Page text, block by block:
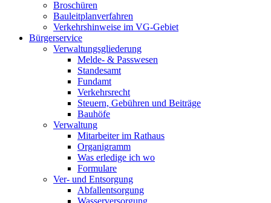
Broschüren
Bauleitplanverfahren
Verkehrshinweise im VG-Gebiet
Bürgerservice
Verwaltungsgliederung
Melde- & Passwesen
Standesamt
Fundamt
Verkehrsrecht
Steuern, Gebühren und Beiträge
Bauhöfe
Verwaltung
Mitarbeiter im Rathaus
Organigramm
Was erledige ich wo
Formulare
Ver- und Entsorgung
Abfallentsorgung
Wasserversorgung